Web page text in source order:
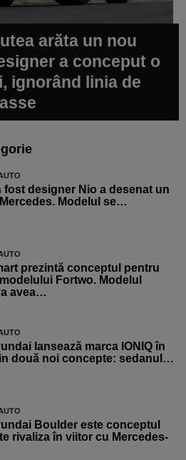
arăta un nou
a conceput o
ignorând linia de
fost designer Nio a desenat un
Modelul se…
prezintă conceptul pentru
Fortwo. Modelul
avea…
lansează marca IONIQ în
două noi concepte: sedanul…
Boulder este conceptul
rivaliza în viitor cu Mercedes-